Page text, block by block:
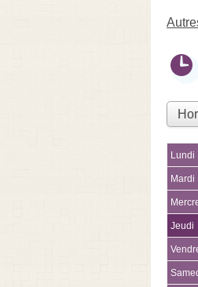
Lundi
Mardi
Jeudi